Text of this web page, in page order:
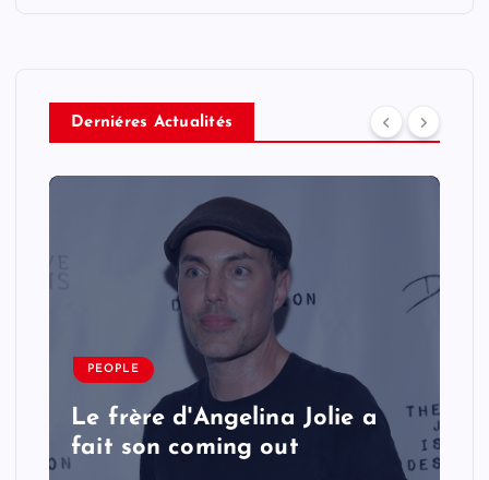
Derniéres Actualités
PEOPLE
Le frère d'Angelina Jolie a
fait son coming out